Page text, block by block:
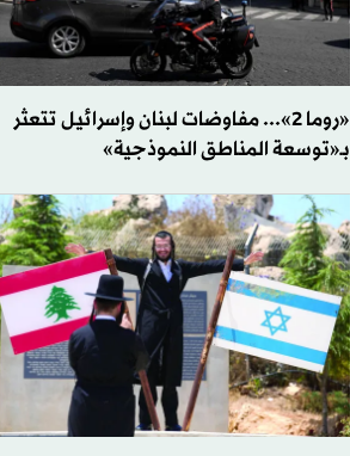
«روما 2»... مفاوضات لبنان وإسرائيل تتعثر
بـ«توسعة المناطق النموذجية»